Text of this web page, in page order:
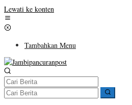
Lewati ke konten
Tambahkan Menu